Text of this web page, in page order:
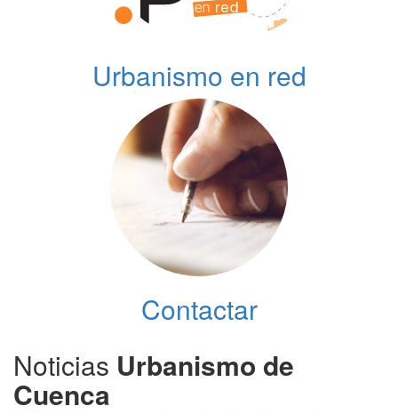
Urbanismo en red
Contactar
Noticias Urbanismo de
Cuenca